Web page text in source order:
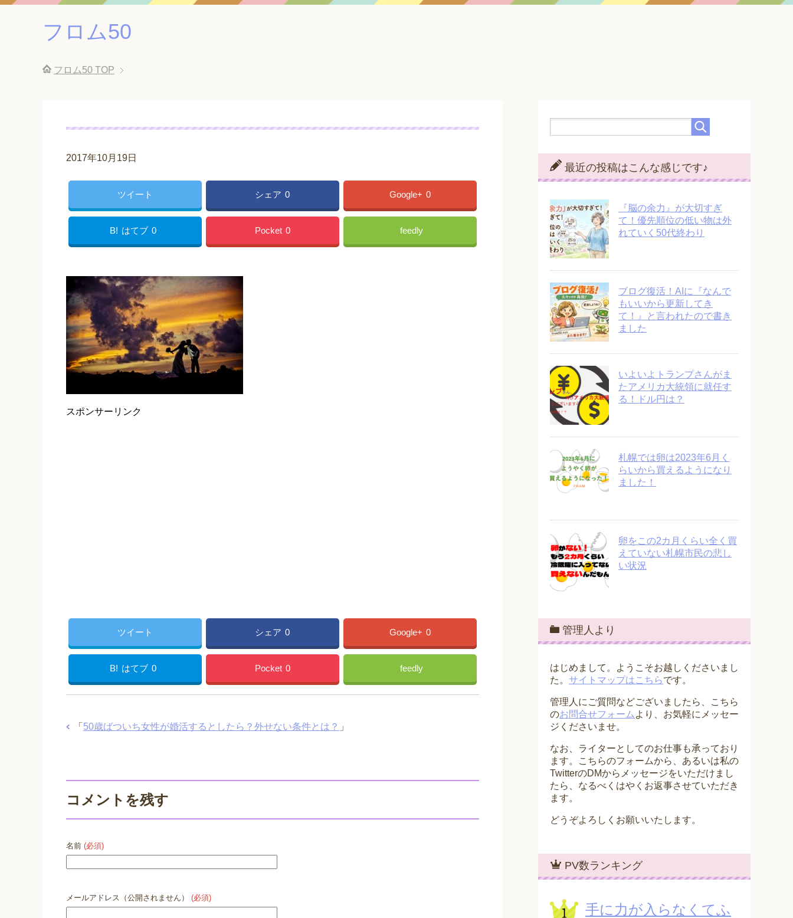
フロム50
フロム50 TOP
2017年10月19日
ツイート シェア 0 Google+ 0
B! はてブ 0 Pocket 0 feedly
スポンサーリンク
ツイート シェア 0 Google+ 0
B! はてブ 0 Pocket 0 feedly
「 50歳ばついち女性が婚活するとしたら？外せない条件とは？ 」
コメントを残す
名前 (必須)
メールアドレス（公開されません） (必須)
最近の投稿はこんな感じです♪
『脳の余力』が大切すぎ
て！優先順位の低い物は外
れていく50代終わり
ブログ復活！AIに『なんで
もいいから更新してき
て！』と言われたので書き
ました
いよいよトランプさんがま
たアメリカ大統領に就任す
る！ドル円は？
札幌では卵は2023年6月く
らいから買えるようになり
ました！
卵をこの2カ月くらい全く買
えていない札幌市民の悲し
い状況
管理人より
はじめまして。ようこそお越しくださいまし
た。 サイトマップはこちらです。
管理人にご質問などございましたら、こちら
のお問合せフォーム より、お気軽にメッセー
ジくださいませ。
なお、ライターとしてのお仕事も承っており
ます。こちらのフォームから、あるいは私の
TwitterのDMからメッセージをいただけまし
たら、なるべくはやくお返事させていただき
ます。
どうぞよろしくお願いいたします。
PV数ランキング
手に力が入らなくてふ